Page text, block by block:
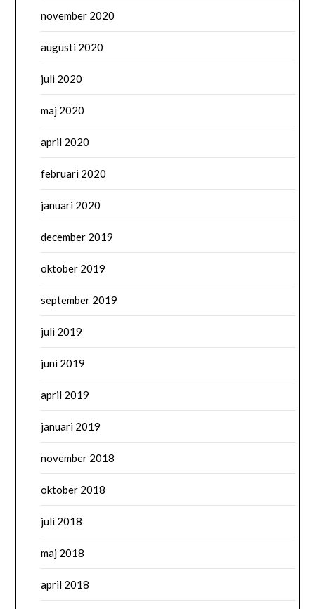
november 2020
augusti 2020
juli 2020
maj 2020
april 2020
februari 2020
januari 2020
december 2019
oktober 2019
september 2019
juli 2019
juni 2019
april 2019
januari 2019
november 2018
oktober 2018
juli 2018
maj 2018
april 2018